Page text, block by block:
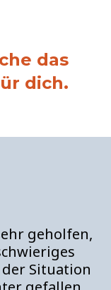
das
dich.
geholfen,
Situation